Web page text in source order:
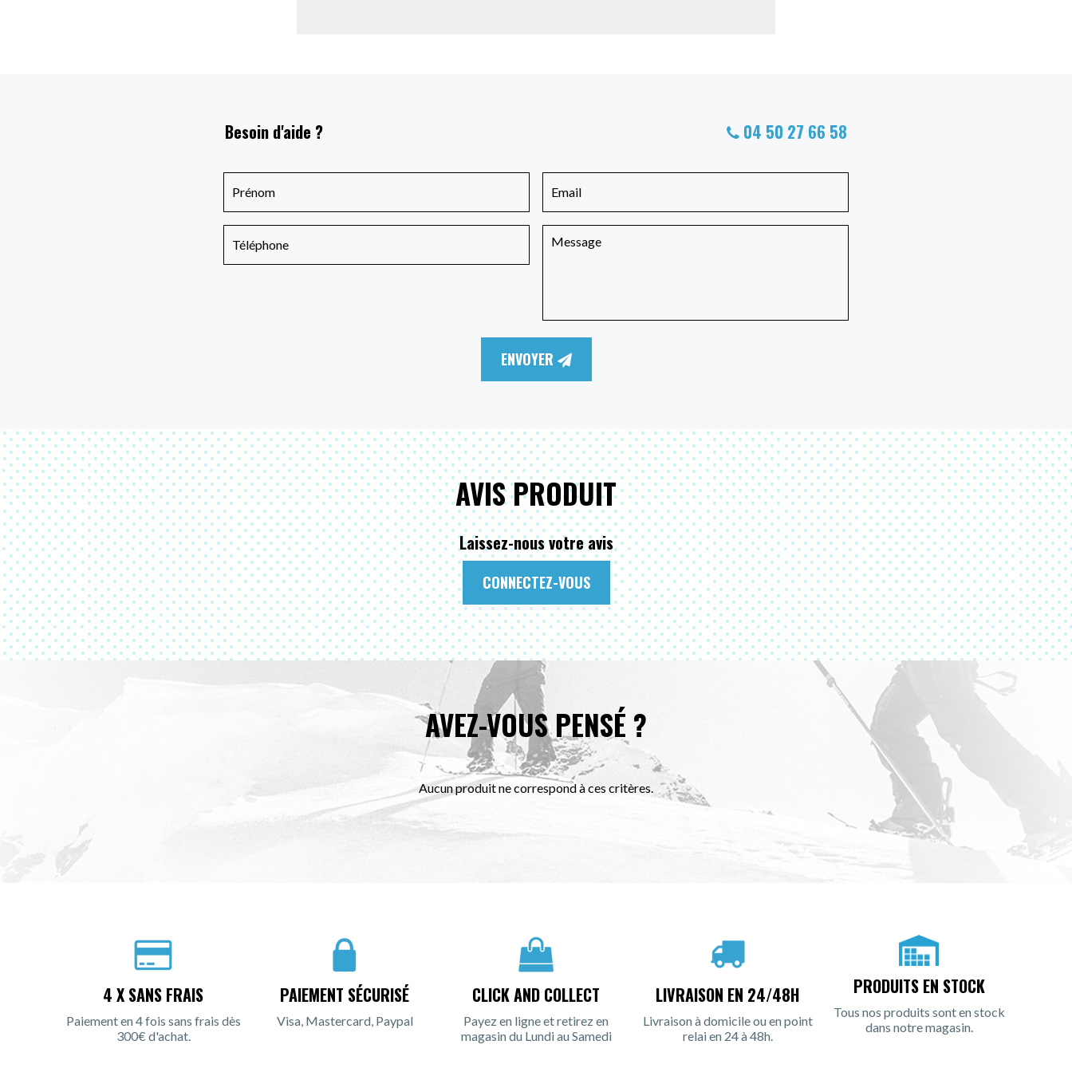
Besoin d'aide ? 04 50 27 66 58
ENVOYER
AVIS PRODUIT
Laissez-nous votre avis
CONNECTEZ-VOUS
AVEZ-VOUS PENSÉ ?
Aucun produit ne correspond à ces critères.
4 X SANS FRAIS
Paiement en 4 fois sans frais dès
300€ d'achat.
PAIEMENT SÉCURISÉ
Visa, Mastercard, Paypal
CLICK AND COLLECT
Payez en ligne et retirez en
magasin du Lundi au Samedi
LIVRAISON EN 24/48H
Livraison à domicile ou en point
relai en 24 à 48h.
PRODUITS EN STOCK
Tous nos produits sont en stock
dans notre magasin.